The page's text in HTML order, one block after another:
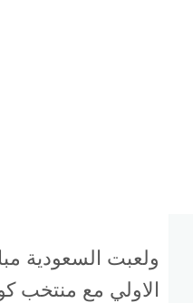
ولعبت السعودية
الاولي مع منتخب